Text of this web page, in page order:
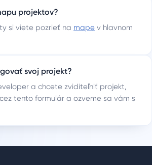
projektov?
si viete pozrieť na mape v hlavnom
svoj projekt?
a chcete zviditeľniť projekt,
tento formulár a ozveme sa vám s